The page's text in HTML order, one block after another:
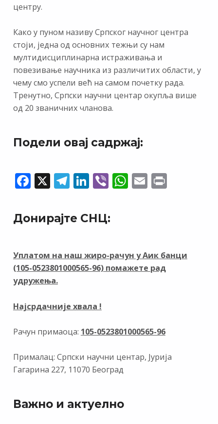
центру.
Како у пуном називу Српског научног центра
стоји, једна од основних тежњи су нам
мултидисциплинарна истраживања и
повезивање научника из различитих области, у
чему смо успели већ на самом почетку рада.
Тренутно, Српски научни центар окупља више
од 20 званичних чланова.
Подели овај садржај:
F
e
b
o
k
X T
e
gr
m
Li
k
e
n
Vi
er
W
p
p
E Pr
Донирајте СНЦ:
Уплатом на наш жиро-рачун у Аик банци
(105-0523801000565-96) помажете рад
удружења.
Најсрдачније хвала !
Рачун примаоца: 105-0523801000565-96
Прималац: Српски научни центар, Јурија
Гагарина 227, 11070 Београд
Важно и актуелно